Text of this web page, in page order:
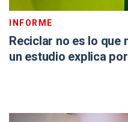
INFORME
Reciclar no es lo que
un estudio explica